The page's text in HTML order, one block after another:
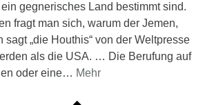
gegnerisches Land bestimmt sind.
fragt man sich, warum der Jemen,
sagt „die Houthis“ von der Weltpresse
als die USA. … Die Berufung auf
oder eine… Mehr